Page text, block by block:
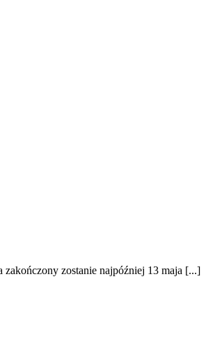
zostanie najpóźniej 13 maja [...]